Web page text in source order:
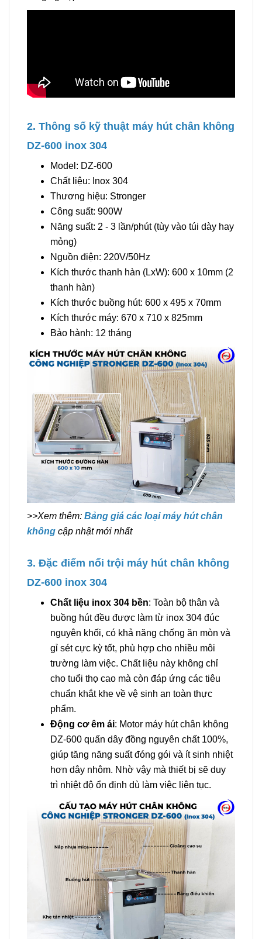
2. Thông số kỹ thuật máy hút chân không
DZ-600 inox 304
Model: DZ-600
Chất liệu: Inox 304
Thương hiệu: Stronger
Công suất: 900W
Năng suất: 2 - 3 lần/phút (tùy vào túi dày hay
mỏng)
Nguồn điện: 220V/50Hz
Kích thước thanh hàn (LxW): 600 x 10mm (2
thanh hàn)
Kích thước buồng hút: 600 x 495 x 70mm
Kích thước máy: 670 x 710 x 825mm
Bảo hành: 12 tháng
>>Xem thêm: Bảng giá các loại máy hút chân
không cập nhật mới nhất
3. Đặc điểm nổi trội máy hút chân không
DZ-600 inox 304
Chất liệu inox 304 bền: Toàn bộ thân và
buồng hút đều được làm từ inox 304 đúc
nguyên khối, có khả năng chống ăn mòn và
gỉ sét cực kỳ tốt, phù hợp cho nhiều môi
trường làm việc. Chất liệu này không chỉ
cho tuổi thọ cao mà còn đáp ứng các tiêu
chuẩn khắt khe về vệ sinh an toàn thực
phẩm.
Động cơ êm ái: Motor máy hút chân không
DZ-600 quấn dây đồng nguyên chất 100%,
giúp tăng năng suất đóng gói và ít sinh nhiệt
hơn dây nhôm. Nhờ vậy mà thiết bị sẽ duy
trì nhiệt độ ổn định dù làm việc liên tục.